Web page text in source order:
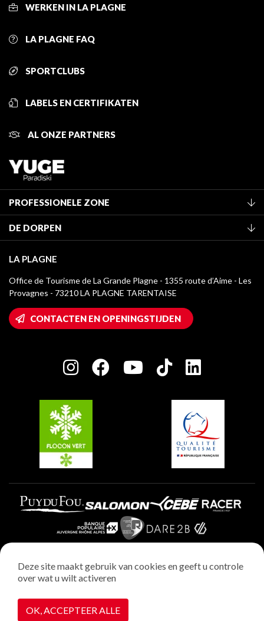
WERKEN IN LA PLAGNE
LA PLAGNE FAQ
SPORTCLUBS
LABELS EN CERTIFIKATEN
AL ONZE PARTNERS
PROFESSIONELE ZONE
Classificatie van de gemeubileerde accommodaties
Verblijfstaks
Mediatheek
La Plagne logo's
Wifi toegang
Huis van de eigenaar
Charter van toegewijde spelers
DE DORPEN
Montchavin - Les Coches
Champagny-en-Vanoise
Plagne 1800
Plagne Villages
Plagne Aime 2000
LA PLAGNE
Office de Tourisme de La Grande Plagne - 1355 route d’Aime - Les
Provagnes - 73210 LA PLAGNE TARENTAISE
CONTACTEN EN OPENINGSTIJDEN
Wettelijke vermeldingen
Privacybeleid
Realisatie : StudioJuillet
Deze site maakt gebruik van cookies en geeft u controle
over wat u wilt activeren
OK, ACCEPTEER ALLE